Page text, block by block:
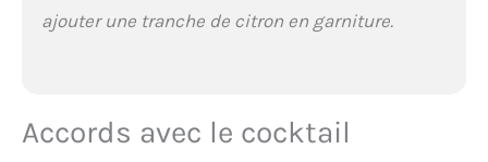
ajouter une tranche de citron en garniture.
Accords avec le cocktail